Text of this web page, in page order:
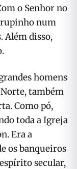
o Senhor no
num
Além disso,
homens
também
Como pó,
toda a Igreja
Era a
os banqueiros
secular,